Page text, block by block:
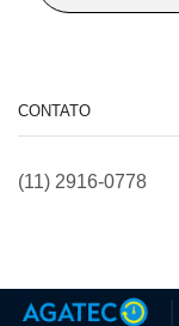
CONTATO
(11) 2916-0778